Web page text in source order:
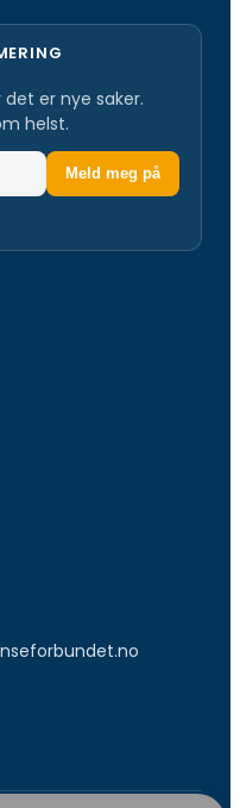
er nye saker.
helst.
Meld meg på